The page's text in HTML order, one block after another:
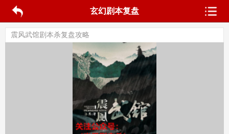
玄幻剧本复盘
震风武馆剧本杀复盘攻略